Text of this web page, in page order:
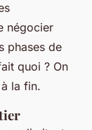
négocier
phases de
quoi ? On
la fin.